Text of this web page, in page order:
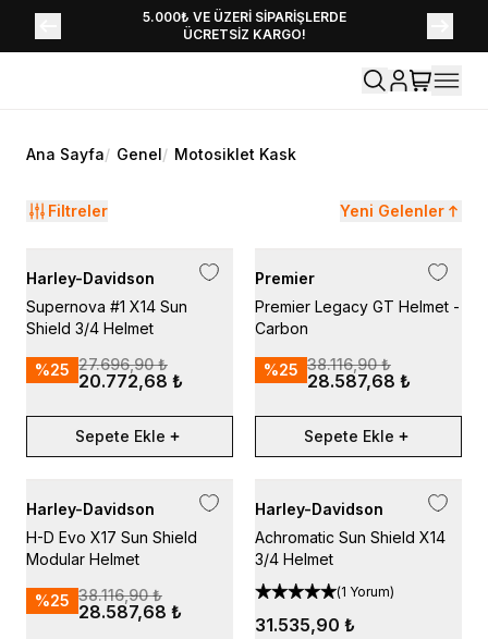
5.000₺ VE ÜZERİ SİPARİŞLERDE
ÜCRETSİZ KARGO!
YENİ SEZON KOLEKSİYONU EKLENDİ,
HEMEN KEŞFET!
Ana Sayfa/ Genel/ Motosiklet Kask
Filtreler Yeni Gelenler
Harley-Davidson
Supernova #1 X14 Sun
Shield 3/4 Helmet
%25 27.696,90 ₺
20.772,68 ₺
Sepete Ekle
Premier
Premier Legacy GT Helmet -
Carbon
%25 38.116,90 ₺
28.587,68 ₺
Sepete Ekle
Harley-Davidson
H-D Evo X17 Sun Shield
Modular Helmet
%25 38.116,90 ₺
28.587,68 ₺
Harley-Davidson
Achromatic Sun Shield X14
3/4 Helmet
(1 Yorum)
31.535,90 ₺